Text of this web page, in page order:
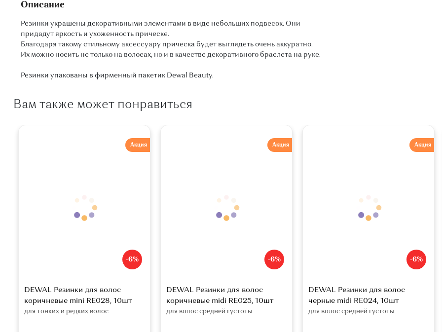
Описание
Резинки украшены декоративными элементами в виде небольших подвесок. Они
придадут яркость и ухоженность прическе.
Благодаря такому стильному аксессуару прическа будет выглядеть очень аккуратно.
Их можно носить не только на волосах, но и в качестве декоративного браслета на руке.
Резинки упакованы в фирменный пакетик Dewal Beauty.
Вам также может понравиться
-6%
Акция
DEWAL Резинки для волос
коричневые mini RE028, 10шт
для тонких и редких волос
-6%
Акция
DEWAL Резинки для волос
коричневые midi RE025, 10шт
для волос средней густоты
-6%
Акция
DEWAL Резинки для волос
черные midi RE024, 10шт
для волос средней густоты